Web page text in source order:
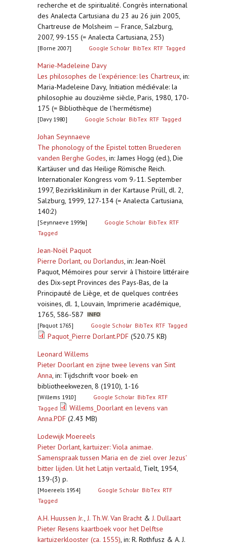
recherche et de spiritualité. Congrès international
des Analecta Cartusiana du 23 au 26 juin 2005,
Chartreuse de Molsheim — France, Salzburg,
2007, 99-155 (= Analecta Cartusiana, 253)
[Borne 2007] Google Scholar BibTex RTF Tagged
Marie-Madeleine Davy
Les philosophes de l’expérience: les Chartreux, in:
Maria-Madeleine Davy, Initiation médiévale: la
philosophie au douzième siècle, Paris, 1980, 170-
175 (= Bibliothèque de l'hermétisme)
[Davy 1980] Google Scholar BibTex RTF Tagged
Johan Seynnaeve
The phonology of the Epistel totten Bruederen
vanden Berghe Godes, in: James Hogg (ed.), Die
Kartäuser und das Heilige Römische Reich.
Internationaler Kongress vom 9.-11. September
1997, Bezirksklinikum in der Kartause Prüll, dl. 2,
Salzburg, 1999, 127-134 (= Analecta Cartusiana,
140:2)
[Seynnaeve 1999a] Google Scholar BibTex RTF
Tagged
Jean-Noël Paquot
Pierre Dorlant, ou Dorlandus, in: Jean-Noël
Paquot, Mémoires pour servir à l'histoire littéraire
des Dix-sept Provinces des Pays-Bas, de la
Principauté de Liège, et de quelques contrées
voisines, dl. 1, Louvain, Imprimerie académique,
1765, 586-587
[Paquot 1765] Google Scholar BibTex RTF Tagged
Paquot_Pierre Dorlant.PDF (520.75 KB)
Leonard Willems
Pieter Doorlant en zijne twee levens van Sint
Anna, in: Tijdschrift voor boek- en
bibliotheekwezen, 8 (1910), 1-16
[Willems 1910] Google Scholar BibTex RTF
Tagged
Willems_Doorlant en levens van
Anna.PDF (2.43 MB)
Lodewijk Moereels
Pieter Dorlant, kartuizer: Viola animae.
Samenspraak tussen Maria en de ziel over Jezus'
bitter lijden. Uit het Latijn vertaald, Tielt, 1954,
139-(3) p.
[Moereels 1954] Google Scholar BibTex RTF
Tagged
A.H. Huussen Jr., J. Th.W. Van Bracht & J. Dullaart
Pieter Resens kaartboek voor het Delftse
kartuizerklooster (ca. 1555), in: R. Rothfusz & A. J.